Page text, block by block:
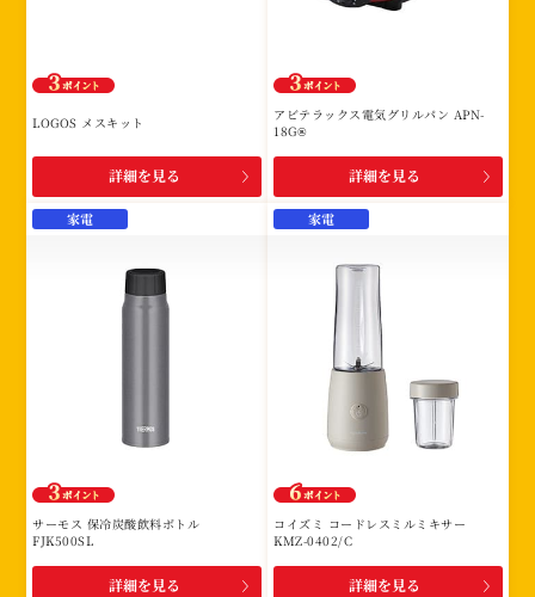
LOGOS メスキット
詳細を見る
アビテラックス電気グリルパン APN-
18G®
詳細を見る
家電
サーモス 保冷炭酸飲料ボトル
FJK500SL
詳細を見る
家電
コイズミ コードレスミルミキサー
KMZ-0402/C
詳細を見る